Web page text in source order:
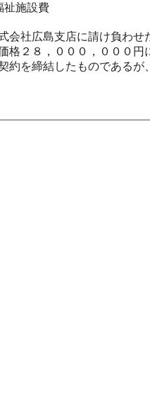
施設費
社広島支店に請け負わ
２８，０００，０００
を締結したものである